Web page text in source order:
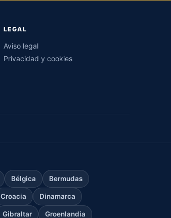
LEGAL
Aviso legal
Privacidad y cookies
Bélgica Bermudas
Croacia Dinamarca
Gibraltar Groenlandia